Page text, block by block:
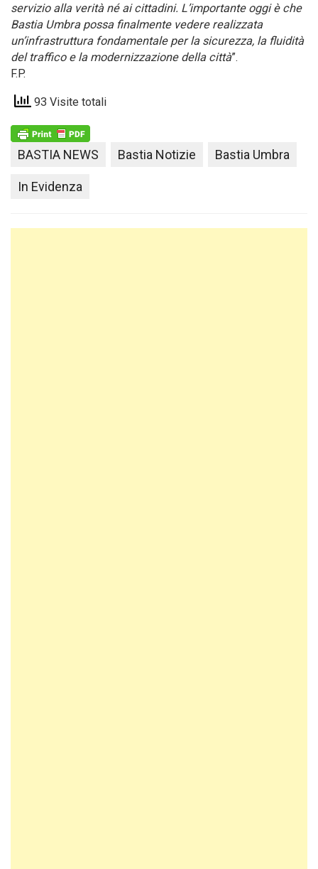
servizio alla verità né ai cittadini. L’importante oggi è che
Bastia Umbra possa finalmente vedere realizzata
un’infrastruttura fondamentale per la sicurezza, la fluidità
del traffico e la modernizzazione della città”.
F.P.
93 Visite totali
BASTIA NEWS Bastia Notizie Bastia Umbra
In Evidenza